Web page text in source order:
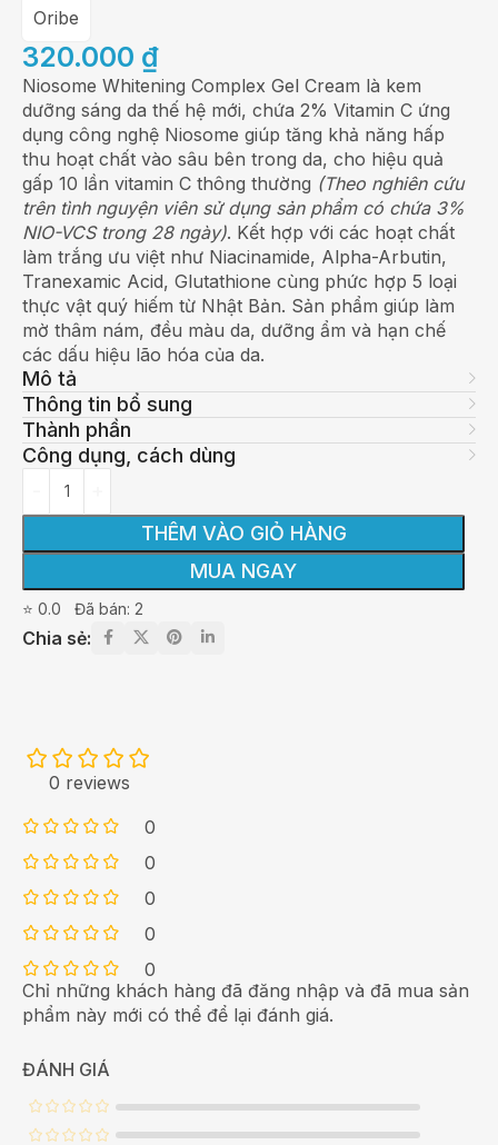
Oribe
320.000 ₫
Niosome Whitening Complex Gel Cream là kem
dưỡng sáng da thế hệ mới, chứa 2% Vitamin C ứng
dụng công nghệ Niosome giúp tăng khả năng hấp
thu hoạt chất vào sâu bên trong da, cho hiệu quả
gấp 10 lần vitamin C thông thường (Theo nghiên cứu
trên tình nguyện viên sử dụng sản phẩm có chứa 3%
NIO-VCS trong 28 ngày). Kết hợp với các hoạt chất
làm trắng ưu việt như Niacinamide, Alpha-Arbutin,
Tranexamic Acid, Glutathione cùng phức hợp 5 loại
thực vật quý hiếm từ Nhật Bản. Sản phẩm giúp làm
mờ thâm nám, đều màu da, dưỡng ẩm và hạn chế
các dấu hiệu lão hóa của da.
Mô tả
Thông tin bổ sung
Thành phần
Công dụng, cách dùng
THÊM VÀO GIỎ HÀNG
MUA NGAY
⭐ 0.0 Đã bán: 2
Chia sẻ:
0 reviews
0
0
0
0
0
ĐÁNH GIÁ
Chỉ những khách hàng đã đăng nhập và đã mua sản
phẩm này mới có thể để lại đánh giá.